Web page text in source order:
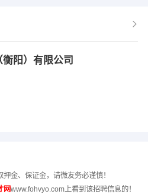
阳）有限公司
金、保证金，请微友务必谨慎！
网www.fohvyo.com上看到该招聘信息的！